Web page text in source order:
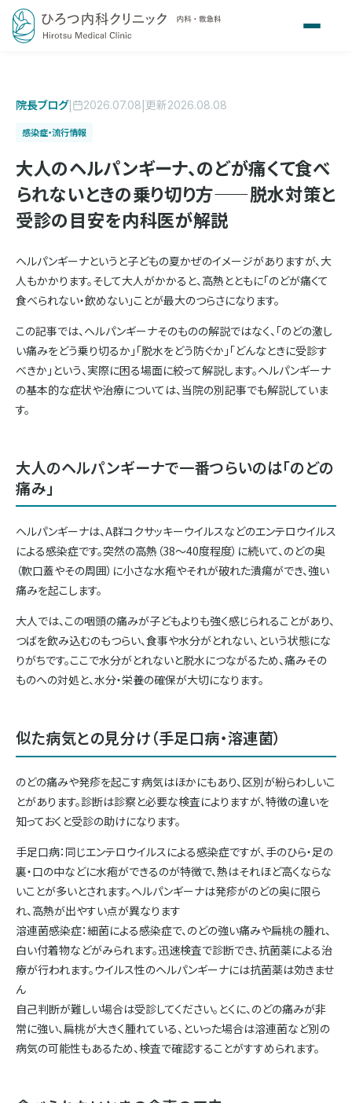
院長ブログ| 2026.07.08|更新2026.08.08
感染症・流行情報
大人のヘルパンギーナ、のどが痛くて食べ
られないときの乗り切り方——脱水対策と
受診の目安を内科医が解説
ヘルパンギーナというと子どもの夏かぜのイメージがありますが、大
人もかかります。そして大人がかかると、高熱とともに「のどが痛くて
食べられない・飲めない」ことが最大のつらさになります。
この記事では、ヘルパンギーナそのものの解説ではなく、「のどの激し
い痛みをどう乗り切るか」「脱水をどう防ぐか」「どんなときに受診す
べきか」という、実際に困る場面に絞って解説します。ヘルパンギーナ
の基本的な症状や治療については、当院の別記事でも解説していま
す。
大人のヘルパンギーナで一番つらいのは「のどの
痛み」
ヘルパンギーナは、A群コクサッキーウイルスなどのエンテロウイルス
による感染症です。突然の高熱（38〜40度程度）に続いて、のどの奥
（軟口蓋やその周囲）に小さな水疱やそれが破れた潰瘍ができ、強い
痛みを起こします。
大人では、この咽頭の痛みが子どもよりも強く感じられることがあり、
つばを飲み込むのもつらい、食事や水分がとれない、という状態にな
りがちです。ここで水分がとれないと脱水につながるため、痛みその
ものへの対処と、水分・栄養の確保が大切になります。
似た病気との見分け（手足口病・溶連菌）
のどの痛みや発疹を起こす病気はほかにもあり、区別が紛らわしいこ
とがあります。診断は診察と必要な検査によりますが、特徴の違いを
知っておくと受診の助けになります。
手足口病：同じエンテロウイルスによる感染症ですが、手のひら・足の
裏・口の中などに水疱ができるのが特徴で、熱はそれほど高くならな
いことが多いとされます。ヘルパンギーナは発疹がのどの奥に限ら
れ、高熱が出やすい点が異なります
溶連菌感染症：細菌による感染症で、のどの強い痛みや扁桃の腫れ、
白い付着物などがみられます。迅速検査で診断でき、抗菌薬による治
療が行われます。ウイルス性のヘルパンギーナには抗菌薬は効きませ
ん
自己判断が難しい場合は受診してください。とくに、のどの痛みが非
常に強い、扁桃が大きく腫れている、といった場合は溶連菌など別の
病気の可能性もあるため、検査で確認することがすすめられます。